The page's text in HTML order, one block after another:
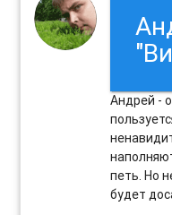
Андрей -
петь. Но
будет